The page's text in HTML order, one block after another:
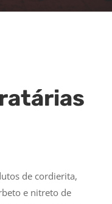
de cordierita,
e nitreto de